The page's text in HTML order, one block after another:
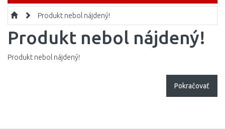
Produkt nebol nájdený!
Produkt nebol nájdený!
Produkt nebol nájdený!
Pokračovať